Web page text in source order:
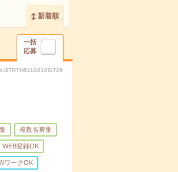
新着順
一括
応募
複数名募集
WEB登録OK
ワークOK